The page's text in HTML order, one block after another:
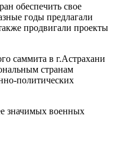
обеспечить свое
годы предлагали
продвигали проекты
саммита в г.Астрахани
странам
политических
значимых военных